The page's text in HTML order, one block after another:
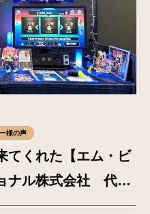
様の声
てくれた【エム・ビ
ナル株式会社 代表